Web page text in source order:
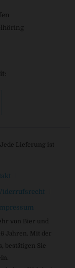
Lieferung ist
Impressum
von Bier und
Jahren. Mit der
bestätigen Sie